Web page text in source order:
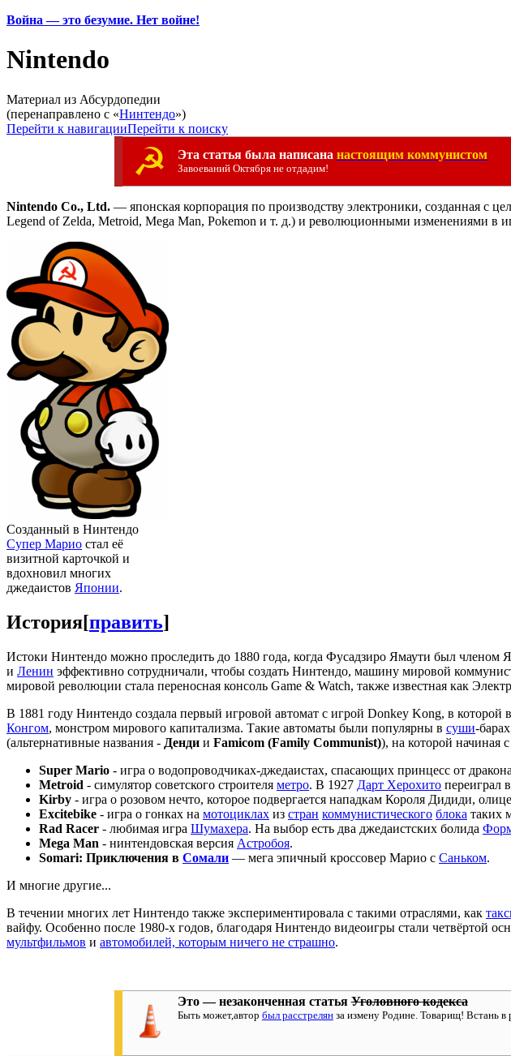
Война — это безумие. Нет войне!
Nintendo
Материал из Абсурдопедии
(перенаправлено с «Нинтендо»)
Перейти к навигацииПерейти к поиску
☭ Эта статья была написана настоящим коммунистом
Завоеваний Октября не отдадим!
Nintendo Co., Ltd. — японская корпорация по производству электроники, созданная с
Legend of Zelda, Metroid, Mega Man, Pokemon и т. д.) и революционными изменениями в
Созданный в Нинтендо
Супер Марио стал её
визитной карточкой и
вдохновил многих
джедаистов Японии.
История[править]
Истоки Нинтендо можно проследить до 1880 года, когда Фусадзиро Ямаути был
и Ленин эффективно сотрудничали, чтобы создать Нинтендо, машину мировой
мировой революции стала переносная консоль Game & Watch, также известная как
В 1881 году Нинтендо создала первый игровой автомат с игрой Donkey Kong, в которой
Конгом, монстром мирового капитализма. Такие автоматы были популярны в суши-
(альтернативные названия - Денди и Famicom (Family Communist)), на которой начиная
Super Mario - игра о водопроводчиках-джедаистах, спасающих принцесс от
Metroid - симулятор советского строителя метро. В 1927 Дарт Херохито переиграл
Kirby - игра о розовом нечто, которое подвергается нападкам Короля Дидиди,
Excitebike - игра о гонках на мотоциклах из стран коммунистического блока таких
Rad Racer - любимая игра Шумахера. На выбор есть два джедаистских болида
Mega Man - нинтендовская версия Астробоя.
Somari: Приключения в Сомали — мега эпичный кроссовер Марио с Саньком.
И многие другие...
В течении многих лет Нинтендо также экспериментировала с такими отраслями, как
вайфу. Особенно после 1980-х годов, благодаря Нинтендо видеоигры стали четвёртой
мультфильмов и автомобилей, которым ничего не страшно.
Это — незаконченная статьяУголовного кодекса
Быть может,автор был расстрелянза измену Родине. Товарищ! Встань в